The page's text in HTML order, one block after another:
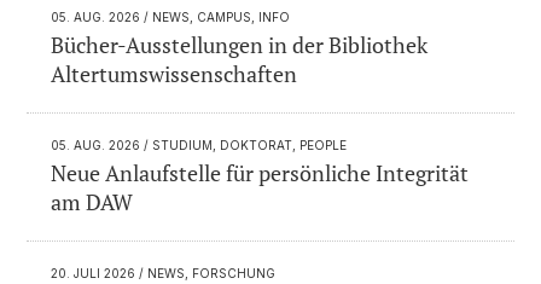
05. AUG. 2026 / NEWS, CAMPUS, INFO
Bücher-Ausstellungen in der Bibliothek
Altertumswissenschaften
05. AUG. 2026 / STUDIUM, DOKTORAT, PEOPLE
Neue Anlaufstelle für persönliche Integrität
am DAW
20. JULI 2026 / NEWS, FORSCHUNG